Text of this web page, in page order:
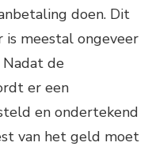
doen. Dit
is meestal ongeveer
Nadat de
er een
en ondertekend
van het geld moet